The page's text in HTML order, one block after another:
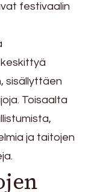
festivaalin
sisällyttäen
Toisaalta
ja taitojen